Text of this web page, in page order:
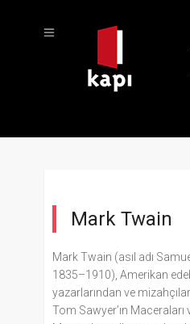
Mark Twain
Mark Twain (asıl adı
1835–1910), Amerikan
yazarlarından ve
Tom Sawyer’ın Maceraları